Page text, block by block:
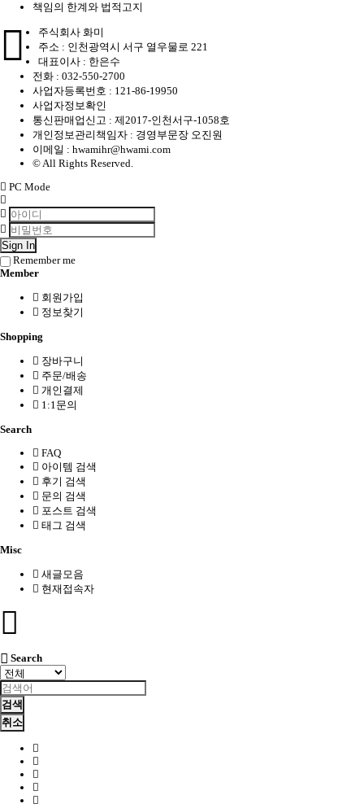
책임의 한계와 법적고지
주식회사 화미
주소 : 인천광역시 서구 열우물로 221
대표이사 : 한은수
전화 : 032-550-2700
사업자등록번호 : 121-86-19950
사업자정보확인
통신판매업신고 : 제2017-인천서구-1058호
개인정보관리책임자 : 경영부문장 오진원
이메일 : hwamihr@hwami.com
© All Rights Reserved.
PC Mode
Sign In
Remember me
Member
회원가입
정보찾기
Shopping
장바구니
주문/배송
개인결제
1:1문의
Search
FAQ
아이템 검색
후기 검색
문의 검색
포스트 검색
태그 검색
Misc
새글모음
현재접속자
Search
검색
취소